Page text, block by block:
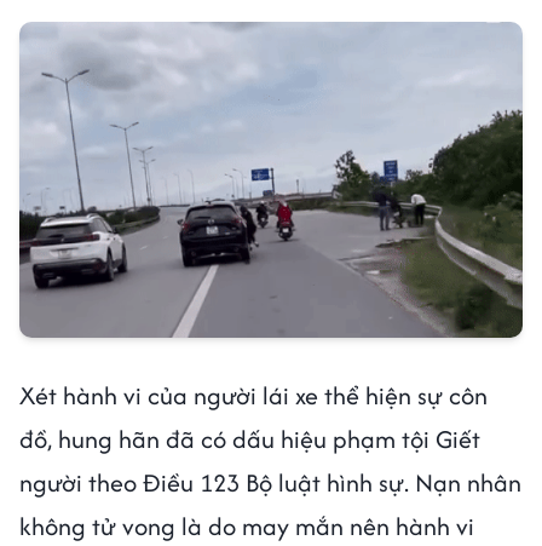
Xét hành vi của người lái xe thể hiện sự côn
đồ, hung hãn đã có dấu hiệu phạm tội Giết
người theo Điều 123 Bộ luật hình sự. Nạn nhân
không tử vong là do may mắn nên hành vi